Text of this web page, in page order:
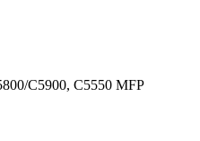
C5900, C5550 MFP